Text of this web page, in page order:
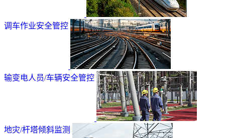
调车作业安全管控
输变电人员/车辆安全管控
地灾/杆塔倾斜监测